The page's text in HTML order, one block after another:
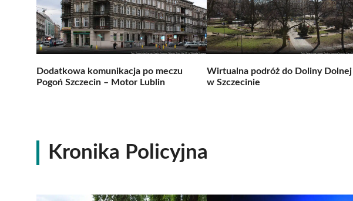
Dodatkowa komunikacja po meczu
Pogoń Szczecin – Motor Lublin
Wirtualna podróż do Doliny
w Szczecinie
Kronika Policyjna